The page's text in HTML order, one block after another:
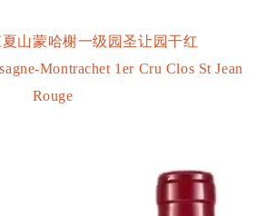
山蒙哈榭一级园圣让园干红
Montrachet 1er Cru Clos St Jean
Rouge